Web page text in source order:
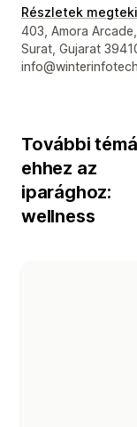
Részletek
Dizájner
403, Amora
Surat, Gujarat
További
ehhez az
iparághoz:
wellness